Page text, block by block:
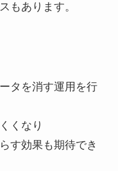
もあります。
タを消す運用を行
くなり
す効果も期待でき